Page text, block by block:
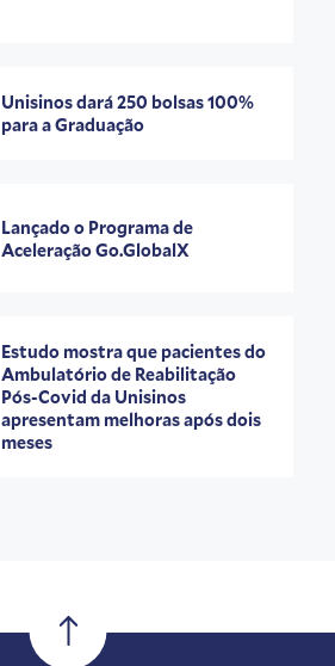
Unisinos dará 250 bolsas 100%
para a Graduação
Lançado o Programa de
Aceleração Go.GlobalX
Estudo mostra que pacientes do
Ambulatório de Reabilitação
Pós-Covid da Unisinos
apresentam melhoras após dois
meses